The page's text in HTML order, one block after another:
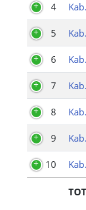
4
5
6
7
8
9
10